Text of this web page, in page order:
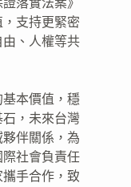
支持更緊密
、人權等共
本價值，穩
，未來台灣
伴關係，為
社會負責任
手合作，致